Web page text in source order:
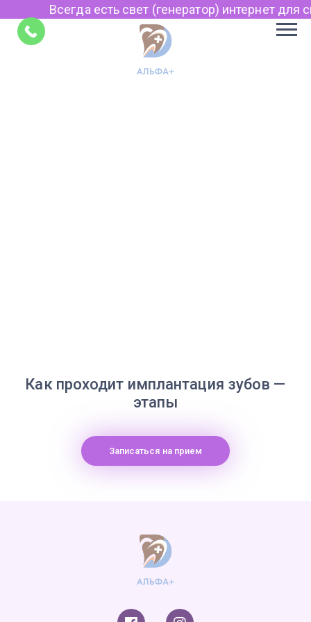
Всегда есть свет (генератор) интернет для
Как проходит имплантация зубов —
этапы
Записаться на прием